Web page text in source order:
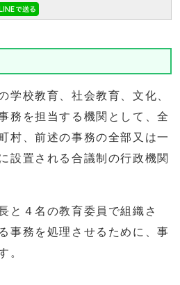
学校教育、社会教育、文化、
務を担当する機関として、全
村、前述の事務の全部又は一
設置される合議制の行政機関
と４名の教育委員で組織さ
事務を処理させるために、事
。